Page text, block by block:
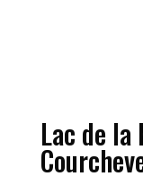
Lac de la